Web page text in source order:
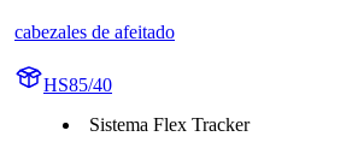
cabezales de afeitado
HS85/40
Sistema Flex Tracker